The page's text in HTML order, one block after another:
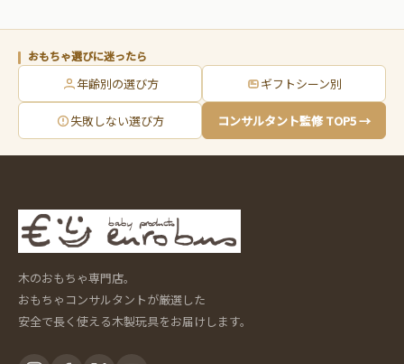
おもちゃ選びに迷ったら
年齢別の選び方 ギフトシーン別
失敗しない選び方 コンサルタント監修 TOP5 →
木のおもちゃ専門店。
おもちゃコンサルタントが厳選した
安全で長く使える木製玩具をお届けします。